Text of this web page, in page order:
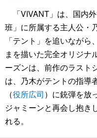
「VIVANT」は、国内
班」に所属する主人公・
「テント」を追いなが
まを描いた完全オリジナ
ーズンは、前作のラスト
は、乃木がテントの指導
（役所広司）に銃弾を放
ジャミーンと再会し抱き
れる。